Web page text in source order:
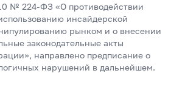
№ 224-ФЗ «О противодействии
инсайдерской
рынком и о внесении
законодательные акты
направлено предписание о
нарушений в дальнейшем.